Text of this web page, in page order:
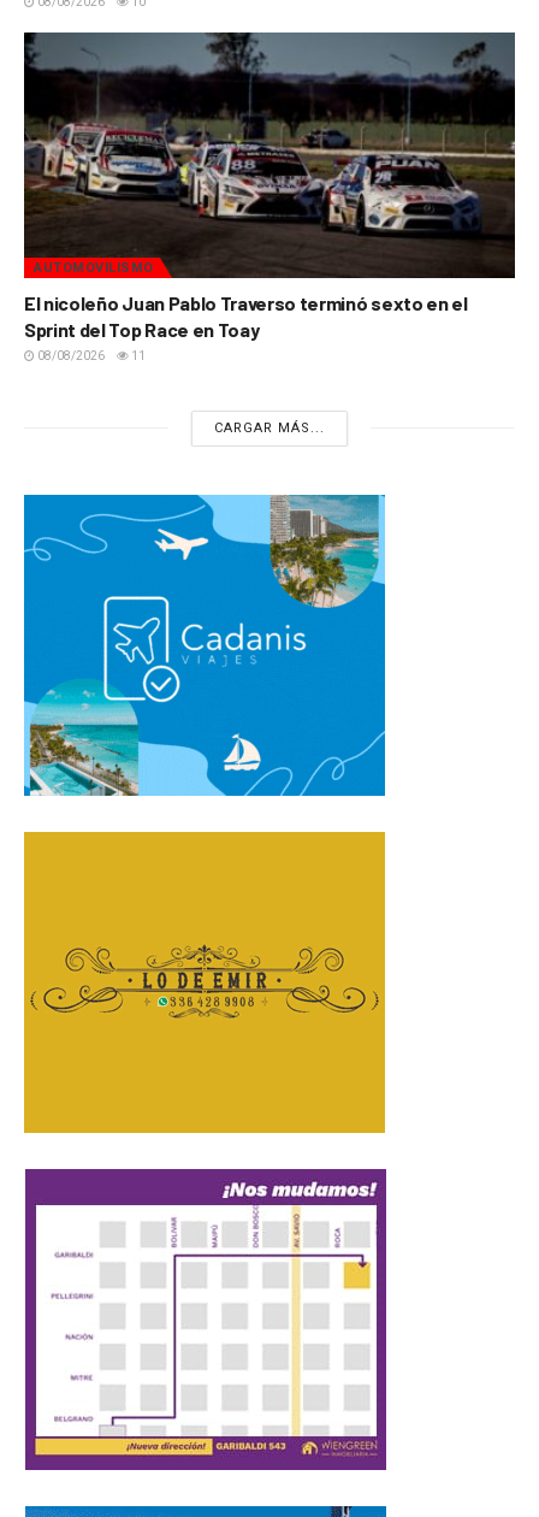
AUTOMOVILISMO
El nicoleño Juan Pablo Traverso terminó sexto en el
Sprint del Top Race en Toay
08/08/2026 11
CARGAR MÁS...